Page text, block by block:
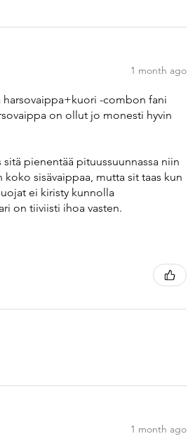
1 month ago
-combon fani
on ollut jo monesti hyvin
pienentää pituussuunnassa niin
sisävaippaa, mutta sit taas kun
ei kiristy kunnolla
on tiiviisti ihoa vasten.
1 month ago